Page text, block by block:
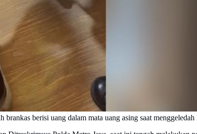
berisi uang dalam mata uang asing saat